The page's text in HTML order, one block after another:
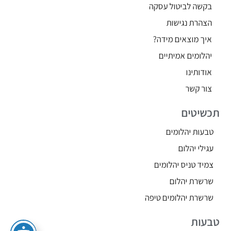
בקשה לביטול עסקה
הצהרת נגישות
איך מוצאים מידה?
יהלומים אמיתיים
אודותינו
צור קשר
תכשיטים
טבעות יהלומים
עגילי יהלום
צמיד טניס יהלומים
שרשרת יהלום
שרשרת יהלומים טיפה
טבעות